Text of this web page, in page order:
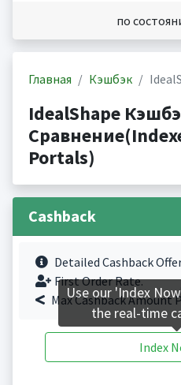
по
Главная Кэшбэк
IdealShape
Portals)
Cashback
Detailed Cashback
First Order Rate.
Max Cashback Amount
Index
Use our 'Index
the real-time